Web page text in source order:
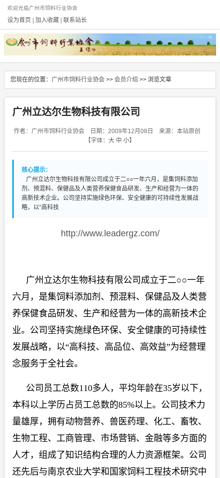
欢迎光临广州市饲料行业协会
设为首页 加入收藏 联系站长
您现在的位置： 广州市饲料行业协会 >> 会员介绍 >> 浏览文章
广州立达尔生物科技有限公司
作者：广州市饲料行业协会 日期：2009年12月08日 来源：本站原创
【字体： 大 中 小】
核心提示：
广州立达尔生物科技有限公司成立于二○○一年六月，是集饲料添加
剂、预混料、保健品及人类营养保健食品研发、生产和经营为一体的
高新技术企业。公司坚持实施绿色环保、安全健康的可持续性发展战
略，以“高科技
http://www.leadergz.com/
广州立达尔生物科技有限公司成立于二○○一年
六月，是集饲料添加剂、预混料、保健品及人类营
养保健食品研发、生产和经营为一体的高新技术企
业。公司坚持实施绿色环保、安全健康的可持续性
发展战略，以“高科技、高品位、高效益”为经营理
念服务于全社会。
公司员工总数110多人，平均年龄在35岁以下，
本科以上学历占员工总数的85%以上。公司技术力
量雄厚，拥有动物营养、兽医药理、化工、畜牧、
生物工程、工商管理、市场营销、金融等多方面的
人才，组成了知识结构合理的人力资源框架。公司
还先后与南京农业大学和国家饲料工程技术研究中